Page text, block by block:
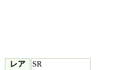
レア
SR